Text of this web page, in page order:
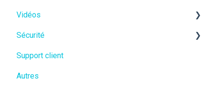
Lunettes connectées
Autre matériel
Vidéos
Fonctionnalités XpertEye
Cas d'usages XpertEye
Sécurité
Sécurité des données
Confidentialité des données
Support client
Autres